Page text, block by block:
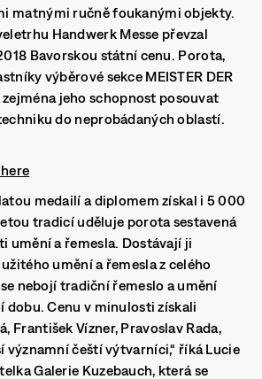
matnými ručně foukanými objekty.
Handwerk Messe převzal
Bavorskou státní cenu. Porota,
výběrové sekce MEISTER DER
zejména jeho schopnost posouvat
do neprobádaných oblastí.
medailí a diplomem získal i 5 000
tradicí uděluje porota sestavená
umění a řemesla. Dostávají ji
umění a řemesla z celého
nebojí tradiční řemeslo a umění
dobu. Cenu v minulosti získali
František Vízner, Pravoslav Rada,
významní čeští výtvarníci,“ říká Lucie
Galerie Kuzebauch, která se